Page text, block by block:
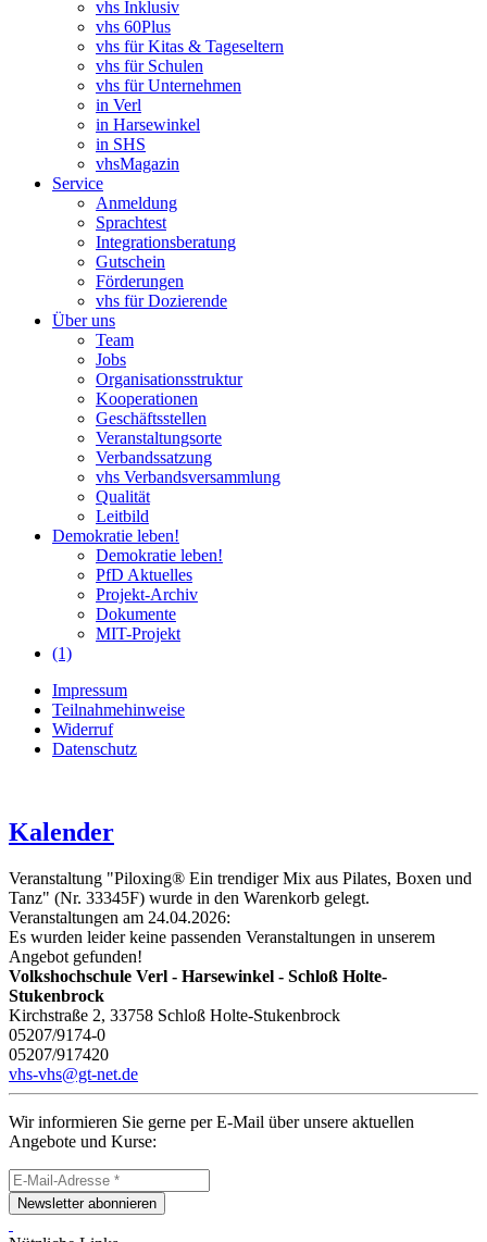
vhs Inklusiv
vhs 60Plus
vhs für Kitas & Tageseltern
vhs für Schulen
vhs für Unternehmen
in Verl
in Harsewinkel
in SHS
vhsMagazin
Service
Anmeldung
Sprachtest
Integrationsberatung
Gutschein
Förderungen
vhs für Dozierende
Über uns
Team
Jobs
Organisationsstruktur
Kooperationen
Geschäftsstellen
Veranstaltungsorte
Verbandssatzung
vhs Verbandsversammlung
Qualität
Leitbild
Demokratie leben!
Demokratie leben!
PfD Aktuelles
Projekt-Archiv
Dokumente
MIT-Projekt
(1)
Impressum
Teilnahmehinweise
Widerruf
Datenschutz
Kalender
Veranstaltung "Piloxing® Ein trendiger Mix aus Pilates, Boxen und
Tanz" (Nr. 33345F) wurde in den Warenkorb gelegt.
Veranstaltungen am 24.04.2026:
Es wurden leider keine passenden Veranstaltungen in unserem
Angebot gefunden!
Volkshochschule Verl - Harsewinkel - Schloß Holte-
Stukenbrock
Kirchstraße 2, 33758 Schloß Holte-Stukenbrock
05207/9174-0
05207/917420
vhs-vhs@gt-net.de
Wir informieren Sie gerne per E-Mail über unsere aktuellen
Angebote und Kurse:
Newsletter abonnieren